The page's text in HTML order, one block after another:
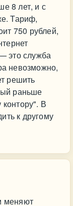
8 лет, и с
Тариф,
750 рублей,
это служба
невозможно,
решить
раньше
В
к другому
меняют